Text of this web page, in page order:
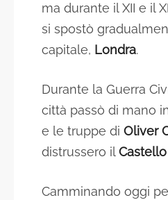
ma durante il XII e il
si spostò
capitale, Londra.
Durante la Guerra
città passò di mano
e le truppe di Oliver
distrussero il
Camminando oggi